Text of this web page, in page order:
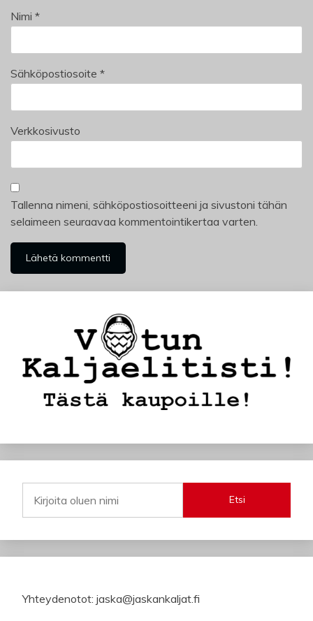
Nimi *
Sähköpostiosoite *
Verkkosivusto
Tallenna nimeni, sähköpostiosoitteeni ja sivustoni tähän
selaimeen seuraavaa kommentointikertaa varten.
Etsi
Yhteydenotot: jaska@jaskankaljat.fi